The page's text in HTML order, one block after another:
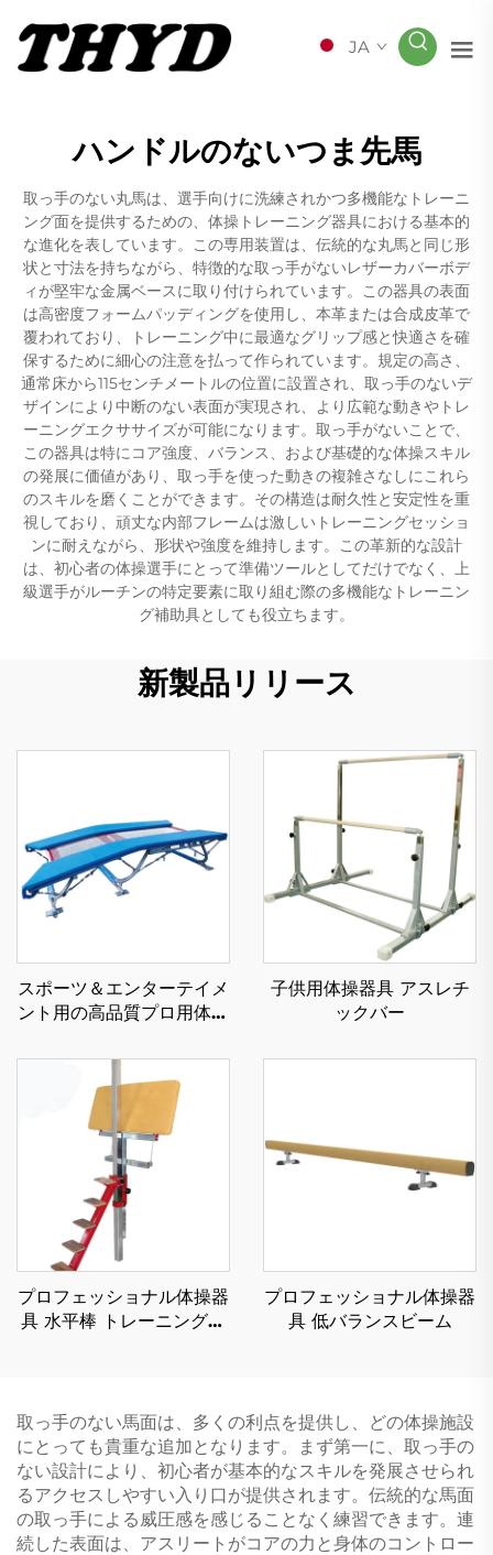
JA
ハンドルのないつま先馬
取っ手のない丸馬は、選手向けに洗練されかつ多機能なトレーニ
ング面を提供するための、体操トレーニング器具における基本的
な進化を表しています。この専用装置は、伝統的な丸馬と同じ形
状と寸法を持ちながら、特徴的な取っ手がないレザーカバーボデ
ィが堅牢な金属ベースに取り付けられています。この器具の表面
は高密度フォームパッディングを使用し、本革または合成皮革で
覆われており、トレーニング中に最適なグリップ感と快適さを確
保するために細心の注意を払って作られています。規定の高さ、
通常床から115センチメートルの位置に設置され、取っ手のないデ
ザインにより中断のない表面が実現され、より広範な動きやトレ
ーニングエクササイズが可能になります。取っ手がないことで、
この器具は特にコア強度、バランス、および基礎的な体操スキル
の発展に価値があり、取っ手を使った動きの複雑さなしにこれら
のスキルを磨くことができます。その構造は耐久性と安定性を重
視しており、頑丈な内部フレームは激しいトレーニングセッショ
ンに耐えながら、形状や強度を維持します。この革新的な設計
は、初心者の体操選手にとって準備ツールとしてだけでなく、上
級選手がルーチンの特定要素に取り組む際の多機能なトレーニン
グ補助具としても役立ちます。
新製品リリース
スポーツ＆エンターテイメ
ント用の高品質プロ用体操
子供用体操器具 アスレチ
ックバー
プロフェッショナル体操器
具 水平棒 トレーニング用
プロフェッショナル体操器
具 低バランスビーム
取っ手のない馬面は、多くの利点を提供し、どの体操施設
にとっても貴重な追加となります。まず第一に、取っ手の
ない設計により、初心者が基本的なスキルを発展させられ
るアクセスしやすい入り口が提供されます。伝統的な馬面
の取っ手による威圧感を感じることなく練習できます。連
続した表面は、アスリートがコアの力と身体のコントロー